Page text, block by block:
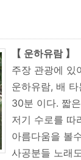
【 운하유람 】
주장 관광에 있
운하유람, 배
30분 이다. 짧
저기 수로를 따
아름다움을 볼
사공분들 노래